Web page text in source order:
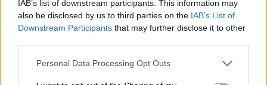
IAB’s list of downstream participants. This information may
also be disclosed by us to third parties on the IAB’s List of
Downstream Participants that may further disclose it to other
Personal Data Processing Opt Outs